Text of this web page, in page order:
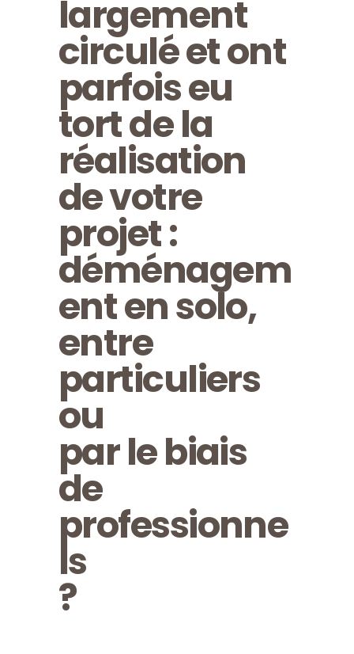
largement
circulé et ont
parfois eu
tort de la
réalisation
de votre
projet :
déménagem
ent en solo,
entre
particuliers
ou
par le biais
de
professionne
ls
?